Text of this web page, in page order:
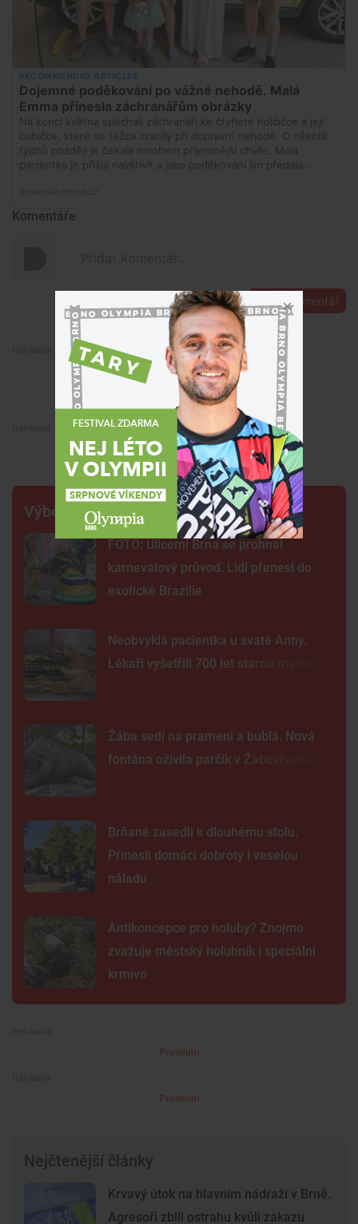
Komentáře
Přidat komentář
Premium
Premium
Výběr šéfredaktora
FOTO: Ulicemi Brna se prohnal
karnevalový průvod. Lidi přenesl do
exotické Brazílie
Neobvyklá pacientka u svaté Anny.
Lékaři vyšetřili 700 let starou madonu
Žába sedí na prameni a bublá. Nová
fontána oživila parčík v Žabovřeskách
Brňané zasedli k dlouhému stolu.
Přinesli domácí dobroty i veselou
náladu
Antikoncepce pro holuby? Znojmo
zvažuje městský holubník i speciální
krmivo
Premium
Premium
Nejčtenější články
Krvavý útok na hlavním nádraží v Brně.
Agresoři zbili ostrahu kvůli zákazu